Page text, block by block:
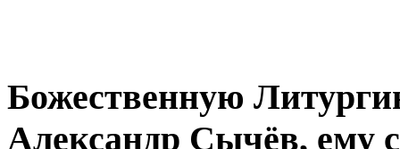
Божественную
Александр Сычёв, ему